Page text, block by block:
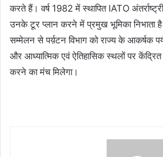
करते हैं। वर्ष 1982 में स्थापित IATO
उनके टूर प्लान करने में प्रमुख भूमिका निभाता
सम्मेलन से पर्य़टन विभाग को राज्य के आकर्षक
और आध्यात्मिक एवं ऐतिहासिक स्थलों पर
करने का मंच मिलेगा।